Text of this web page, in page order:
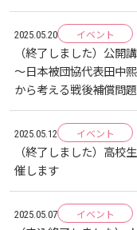
2025.05.20 イベント
（終了しました）公開
～日本被団協代表田中
から考える戦後補償問
2025.05.12 イベント
（終了しました）高校
催します
2025.05.07 イベント